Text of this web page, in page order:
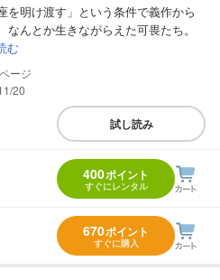
を明け渡す」という条件で義作から
なんとか生きながらえた可畏たち。
む
20
試し読み
400ポイント
すぐにレンタル
670ポイント
すぐに購入